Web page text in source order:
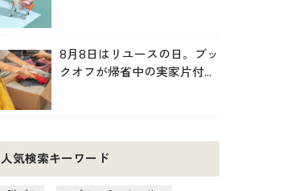
8月8日はリユースの日。ブッ
クオフが帰省中の実家片付け
人気検索キーワード